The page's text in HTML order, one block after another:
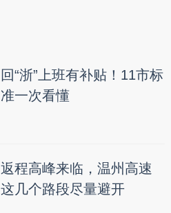
回“浙”上班有补贴！11市标
准一次看懂
返程高峰来临，温州高速
这几个路段尽量避开